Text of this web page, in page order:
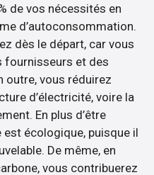
de vos nécessités en
d’autoconsommation.
dès le départ, car vous
fournisseurs et des
outre, vous réduirez
d’électricité, voire la
En plus d’être
écologique, puisque il
De même, en
vous contribuerez